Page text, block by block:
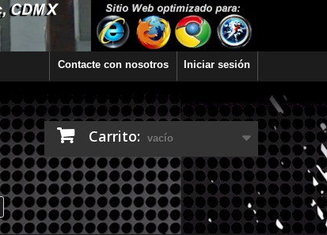
Iniciar sesión
Contacte con nosotros
Carrito: vacío